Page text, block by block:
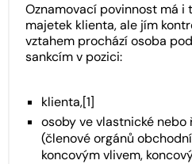
Oznamovací povinnost má i
majetek klienta, ale jím
vztahem prochází osoba
sankcím v pozici:
klienta,[1]
osoby ve vlastnické
(členové orgánů
koncovým vlivem,